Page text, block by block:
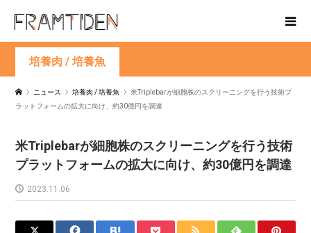
培養肉 / 培養魚
ニュース 培養肉 / 培養魚
米Triplebarが細胞株のスクリーニングを行う技術プ
ラットフォームの拡大に向け、約30億円を調達
米Triplebarが細胞株のスクリーニングを行う技術
プラットフォームの拡大に向け、約30億円を調達
2023.11.06